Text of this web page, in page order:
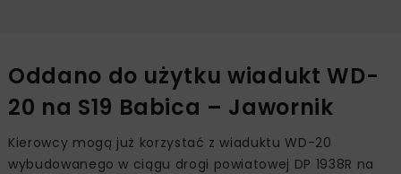
Oddano do użytku wiadukt WD-
20 na S19 Babica – Jawornik
Kierowcy mogą już korzystać z wiaduktu WD-20
wybudowanego w ciągu drogi powiatowej DP 1938R na